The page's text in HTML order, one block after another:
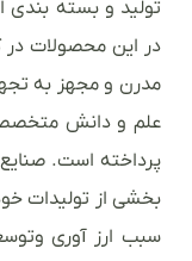
تولید و بسته
در این محصولات در
مدرن و مجهز به
علم و دانش
پرداخته است. صنایع
بخشی از تولیدات
سبب ارز آوری